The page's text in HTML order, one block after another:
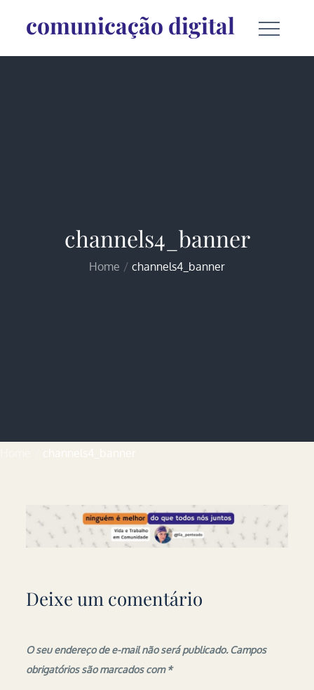
comunicação digital
channels4_banner
Home channels4_banner
Deixe um comentário
O seu endereço de e-mail não será publicado. Campos
obrigatórios são marcados com*